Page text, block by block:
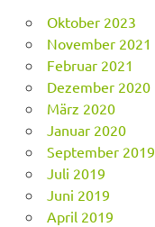
Oktober 2023
November 2021
Februar 2021
Dezember 2020
März 2020
Januar 2020
September 2019
Juli 2019
Juni 2019
April 2019